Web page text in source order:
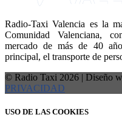
Radio-Taxi Valencia es la
Comunidad Valenciana,
mercado de más de 40
principal, el transporte de
© Radio Taxi 2026 | Diseño
PRIVACIDAD
USO DE LAS COOKIES